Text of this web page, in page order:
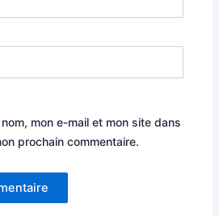
mon e-mail et mon site dans
prochain commentaire.